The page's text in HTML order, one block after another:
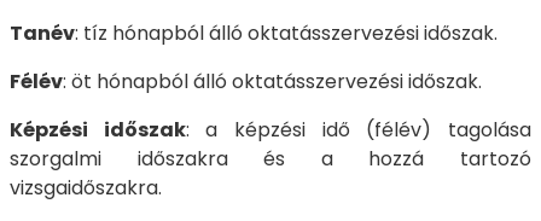
Tanév: tíz hónapból álló oktatásszervezési időszak.
Félév: öt hónapból álló oktatásszervezési időszak.
Képzési időszak: a képzési idő (félév) tagolása
szorgalmi időszakra és a hozzá tartozó
vizsgaidőszakra.